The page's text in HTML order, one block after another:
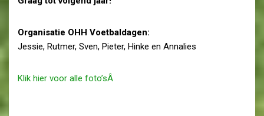
Organisatie OHH Voetbaldagen:
Jessie, Rutmer, Sven, Pieter, Hinke en Annalies
Klik hier voor alle foto’sÂ